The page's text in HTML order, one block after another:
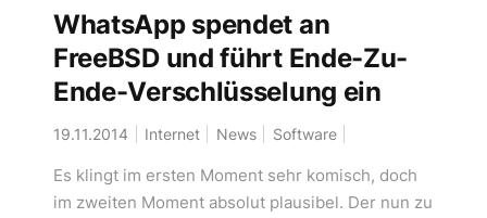
WhatsApp spendet an
FreeBSD und führt Ende-Zu-
Ende-Verschlüsselung ein
19.11.2014 Internet News Software
Es klingt im ersten Moment sehr komisch, doch
im zweiten Moment absolut plausibel. Der nun zu